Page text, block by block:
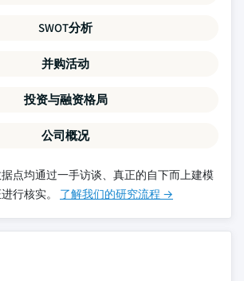
SWOT分析
并购活动
投资与融资格局
公司概况
点均通过一手访谈、真正的自下而上建模
行核实。 了解我们的研究流程 →